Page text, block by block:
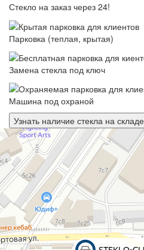
Стекло на заказ через 24!
Парковка (теплая, крытая)
Замена стекла под ключ
Машина под охраной
Узнать наличие стекла на складе